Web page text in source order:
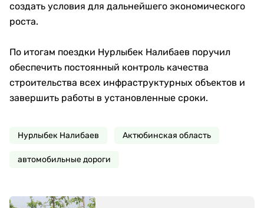
создать условия для дальнейшего экономического
роста.
По итогам поездки Нурлыбек Налибаев поручил
обеспечить постоянный контроль качества
строительства всех инфраструктурных объектов и
завершить работы в установленные сроки.
Нурлыбек Налибаев Актюбинская область
автомобильные дороги